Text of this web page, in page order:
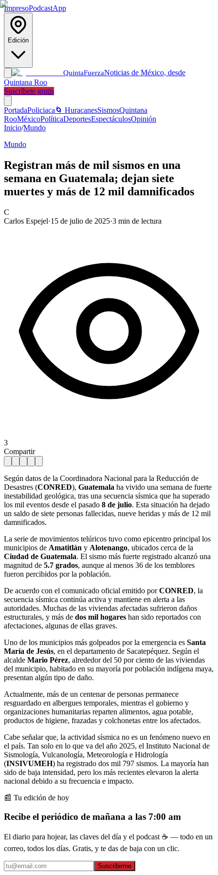
ImpresoPodcastApp
Edición
QuintaFuerzaNoticias de México, desde
Quintana Roo
Suscríbete gratis
PortadaPoliciaca 🌀 HuracanesSismosQuintana
RooMéxicoPolíticaDeportesEspectáculosOpinión
Inicio/Mundo
Mundo
Registran más de mil sismos en una
semana en Guatemala; dejan siete
muertes y más de 12 mil damnificados
C
Carlos Espejel·15 de julio de 2025·3 min de lectura
3
Compartir
Según datos de la Coordinadora Nacional para la Reducción de
Desastres (CONRED), Guatemala ha vivido una semana de fuerte
inestabilidad geológica, tras una secuencia sísmica que ha superado
los mil eventos desde el pasado 8 de julio. Esta situación ha dejado
un saldo de siete personas fallecidas, nueve heridas y más de 12 mil
damnificados.
La serie de movimientos telúricos tuvo como epicentro principal los
municipios de Amatitlán y Alotenango, ubicados cerca de la
Ciudad de Guatemala. El sismo más fuerte registrado alcanzó una
magnitud de 5.7 grados, aunque al menos 36 de los temblores
fueron percibidos por la población.
De acuerdo con el comunicado oficial emitido porCONRED, la
secuencia sísmica continúa activa y mantiene en alerta a las
autoridades. Muchas de las viviendas afectadas sufrieron daños
estructurales, y más de dos mil hogares han sido reportados con
afectaciones, algunas de ellas graves.
Uno de los municipios más golpeados por la emergencia es Santa
María de Jesús, en el departamento de Sacatepéquez. Según el
alcalde Mario Pérez, alrededor del 50 por ciento de las viviendas
del municipio, habitado en su mayoría por población indígena maya,
presentan algún tipo de daño.
Actualmente, más de un centenar de personas permanece
resguardado en albergues temporales, mientras el gobierno y
organizaciones humanitarias reparten alimentos, agua potable,
productos de higiene, frazadas y colchonetas entre los afectados.
Cabe señalar que, la actividad sísmica no es un fenómeno nuevo en
el país. Tan solo en lo que va del año 2025, el Instituto Nacional de
Sismología, Vulcanología, Meteorología e Hidrología
(INSIVUMEH) ha registrado dos mil 797 sismos. La mayoría han
sido de baja intensidad, pero los más recientes elevaron la alerta
nacional debido a su frecuencia e impacto.
📰 Tu edición de hoy
Recibe el periódico de mañana a las 7:00 am
El diario para hojear, las claves del día y el podcast ☕ — todo en un
correo, todos los días. Gratis, y te das de baja con un clic.
Suscribirme